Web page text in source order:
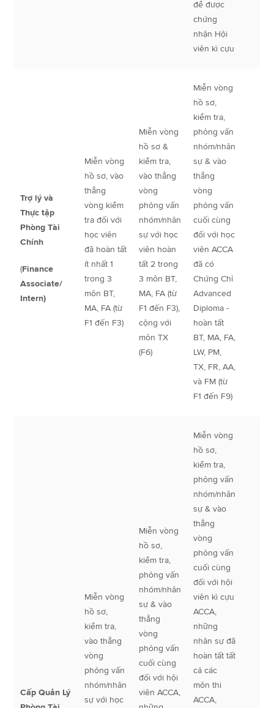
để được
chứng
nhận Hội
viên kì cựu
Trợ lý và
Thực tập
Phòng Tài
Chính
(Finance
Associate/
Intern)
Miễn vòng
hồ sơ, vào
thẳng
vòng kiểm
tra đối với
học viên
đã hoàn tất
ít nhất 1
trong 3
môn BT,
MA, FA (từ
F1 đến F3)
Miễn vòng
hồ sơ &
kiểm tra,
vào thẳng
vòng
phỏng vấn
nhóm/nhân
sự với học
viên hoàn
tất 2 trong
3 môn BT,
MA, FA (từ
F1 đến F3),
cộng với
môn TX
(F6)
Miễn vòng
hồ sơ,
kiểm tra,
phỏng vấn
nhóm/nhân
sự & vào
thẳng
vòng
phỏng vấn
cuối cùng
đối với học
viên ACCA
đã có
Chứng Chỉ
Advanced
Diploma -
hoàn tất
BT, MA, FA,
LW, PM,
TX, FR, AA,
và FM (từ
F1 đến F9)
Cấp Quản Lý
Miễn vòng
hồ sơ,
kiểm tra,
vào thẳng
vòng
phỏng vấn
nhóm/nhân
sự với học
Miễn vòng
hồ sơ,
kiểm tra,
phỏng vấn
nhóm/nhân
sự & vào
thẳng
vòng
phỏng vấn
cuối cùng
đối với hội
viên ACCA,
Miễn vòng
hồ sơ,
kiểm tra,
phỏng vấn
nhóm/nhân
sự & vào
thẳng
vòng
phỏng vấn
cuối cùng
đối với hội
viên kì cựu
ACCA,
những
nhân sự đã
hoàn tất tất
cả các
môn thi
ACCA,